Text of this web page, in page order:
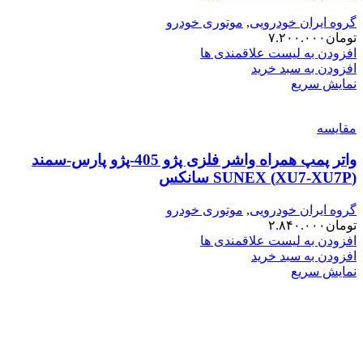
گروه ایران خودرویی, موتوری خودرو
تومان ۷.۲۰۰.۰۰۰
افزودن به لیست علاقمندی ها
افزودن به سبد خرید
نمایش سریع
مقایسه
واتر پمپ همراه واشر فلزی پژو 405-پژو پارس-سمند
(XU7-XU7P) SUNEX سانکس
گروه ایران خودرویی, موتوری خودرو
تومان ۲.۸۴۰.۰۰۰
افزودن به لیست علاقمندی ها
افزودن به سبد خرید
نمایش سریع